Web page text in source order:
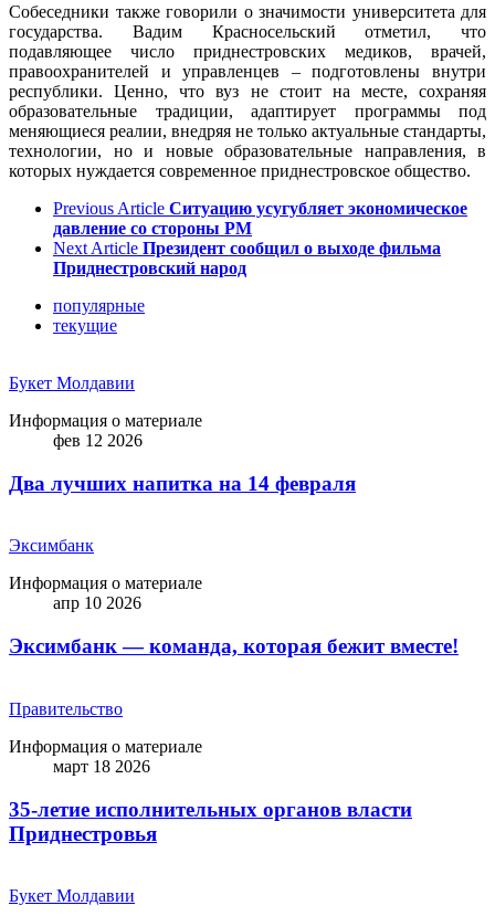
Собеседники также говорили о значимости университета для
государства. Вадим Красносельский отметил, что
подавляющее число приднестровских медиков, врачей,
правоохранителей и управленцев – подготовлены внутри
республики. Ценно, что вуз не стоит на месте, сохраняя
образовательные традиции, адаптирует программы под
меняющиеся реалии, внедряя не только актуальные стандарты,
технологии, но и новые образовательные направления, в
которых нуждается современное приднестровское общество.
Previous Article Ситуацию усугубляет экономическое
давление со стороны РМ
Next Article Президент сообщил о выходе фильма
Приднестровский народ
популярные
текущие
Букет Молдавии
Информация о материале
фев 12 2026
Два лучших напитка на 14 февраля
Эксимбанк
Информация о материале
апр 10 2026
Эксимбанк — команда, которая бежит вместе!
Правительство
Информация о материале
март 18 2026
35-летие исполнительных органов власти
Приднестровья
Букет Молдавии